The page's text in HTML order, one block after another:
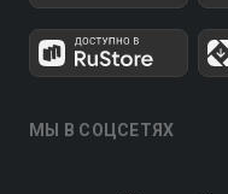
МЫ В СОЦСЕТЯХ